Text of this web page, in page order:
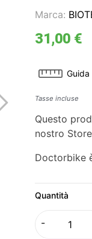
Marca:
31,00 €
Guida
Tasse incluse
Questo
nostro
Doctorbike
Quantità